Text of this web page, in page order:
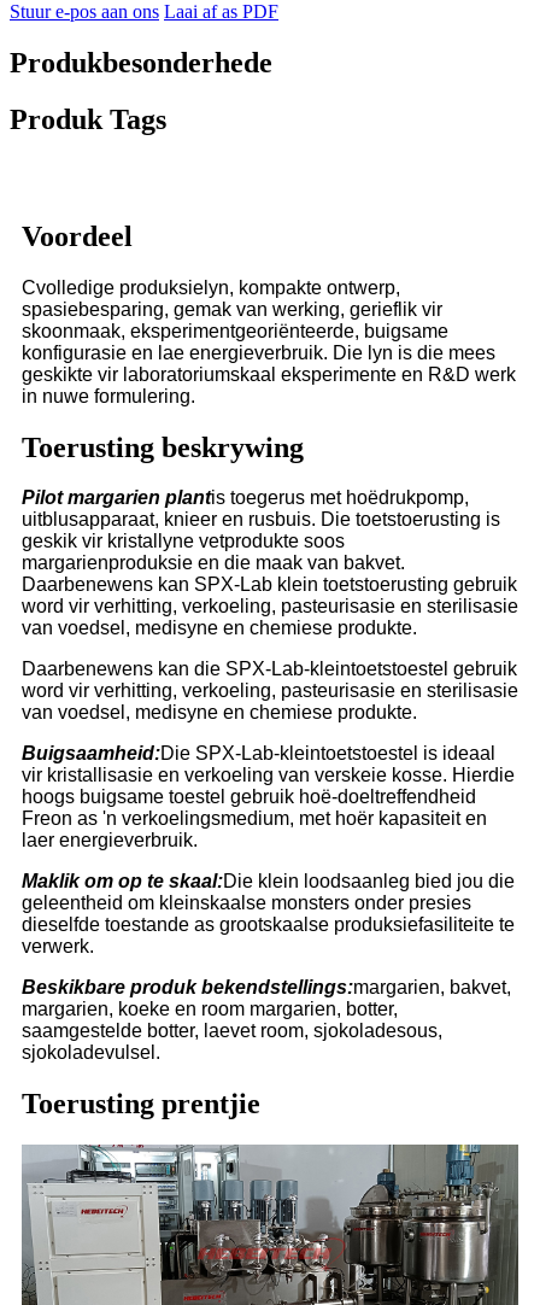
Stuur e-pos aan ons Laai af as PDF
Produkbesonderhede
Produk Tags
Voordeel
Cvolledige produksielyn, kompakte ontwerp,
spasiebesparing, gemak van werking, gerieflik vir
skoonmaak, eksperimentgeoriënteerde, buigsame
konfigurasie en lae energieverbruik. Die lyn is die mees
geskikte vir laboratoriumskaal eksperimente en R&D werk
in nuwe formulering.
Toerusting beskrywing
Pilot margarien plantis toegerus met hoëdrukpomp,
uitblusapparaat, knieer en rusbuis. Die toetstoerusting is
geskik vir kristallyne vetprodukte soos
margarienproduksie en die maak van bakvet.
Daarbenewens kan SPX-Lab klein toetstoerusting gebruik
word vir verhitting, verkoeling, pasteurisasie en sterilisasie
van voedsel, medisyne en chemiese produkte.
Daarbenewens kan die SPX-Lab-kleintoetstoestel gebruik
word vir verhitting, verkoeling, pasteurisasie en sterilisasie
van voedsel, medisyne en chemiese produkte.
Buigsaamheid:Die SPX-Lab-kleintoetstoestel is ideaal
vir kristallisasie en verkoeling van verskeie kosse. Hierdie
hoogs buigsame toestel gebruik hoë-doeltreffendheid
Freon as 'n verkoelingsmedium, met hoër kapasiteit en
laer energieverbruik.
Maklik om op te skaal:Die klein loodsaanleg bied jou die
geleentheid om kleinskaalse monsters onder presies
dieselfde toestande as grootskaalse produksiefasiliteite te
verwerk.
Beskikbare produk bekendstellings:margarien, bakvet,
margarien, koeke en room margarien, botter,
saamgestelde botter, laevet room, sjokoladesous,
sjokoladevulsel.
Toerusting prentjie